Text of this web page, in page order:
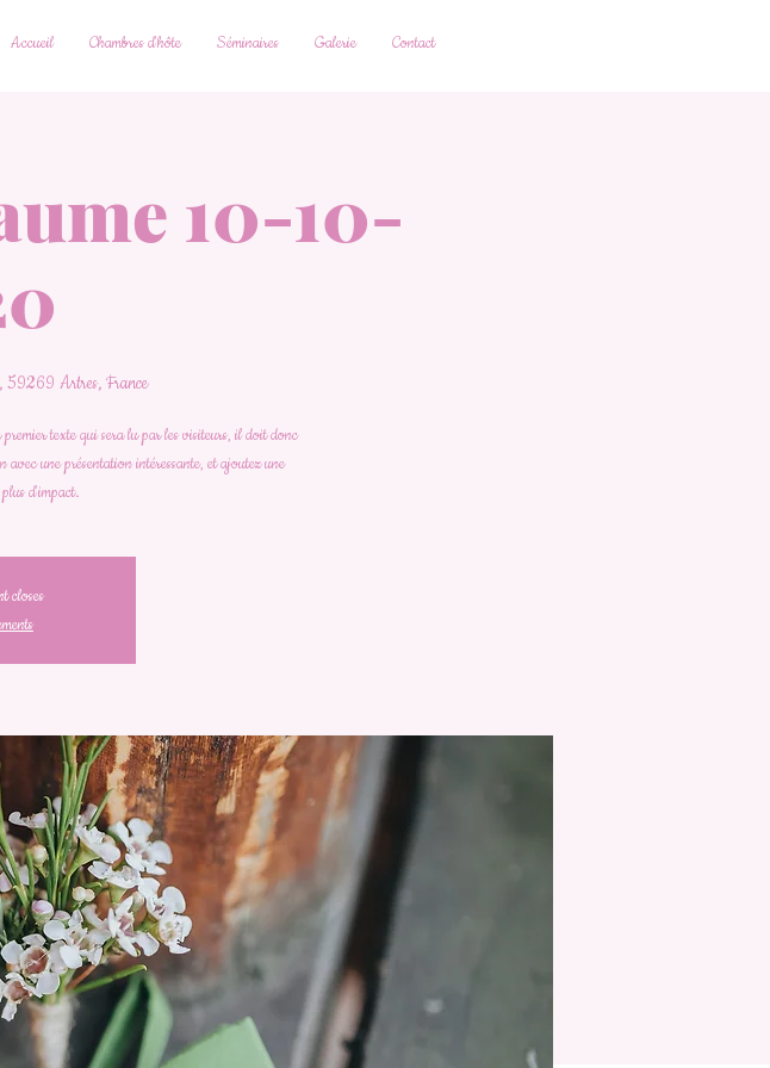
Accueil Chambres d'hôte Séminaires Galerie Contact
10-10-
59269 Artres, France
texte qui sera lu par les visiteurs, il doit donc
une présentation intéressante, et ajoutez une
d'impact.
closes